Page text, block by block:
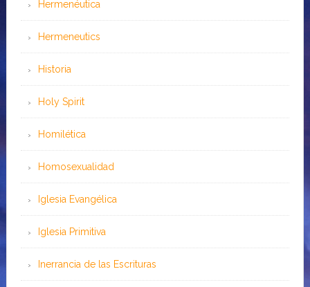
Hermenéutica
Hermeneutics
Historia
Holy Spirit
Homilética
Homosexualidad
Iglesia Evangélica
Iglesia Primitiva
Inerrancia de las Escrituras